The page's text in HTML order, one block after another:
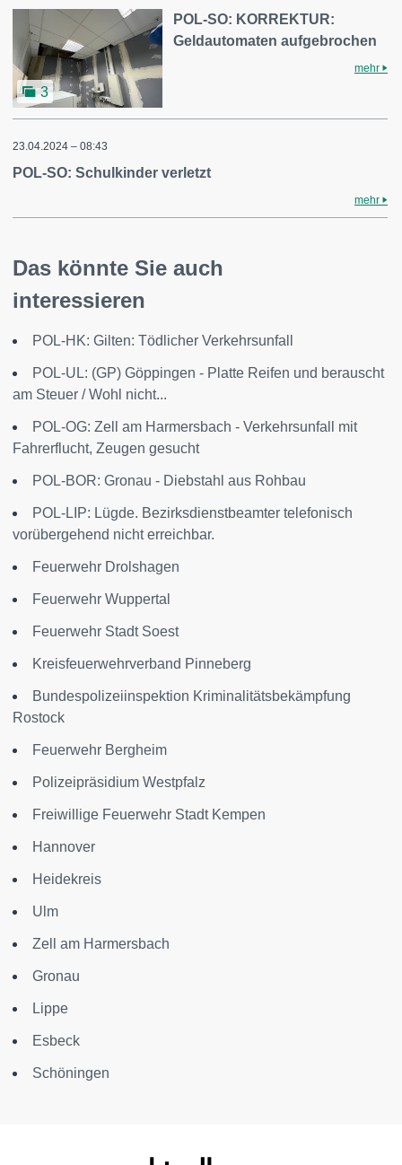
3
POL-SO: KORREKTUR:
Geldautomaten aufgebrochen
mehr
23.04.2024 – 08:43
POL-SO: Schulkinder verletzt
mehr
Das könnte Sie auch
interessieren
POL-HK: Gilten: Tödlicher Verkehrsunfall
POL-UL: (GP) Göppingen - Platte Reifen und berauscht
am Steuer / Wohl nicht...
POL-OG: Zell am Harmersbach - Verkehrsunfall mit
Fahrerflucht, Zeugen gesucht
POL-BOR: Gronau - Diebstahl aus Rohbau
POL-LIP: Lügde. Bezirksdienstbeamter telefonisch
vorübergehend nicht erreichbar.
Feuerwehr Drolshagen
Feuerwehr Wuppertal
Feuerwehr Stadt Soest
Kreisfeuerwehrverband Pinneberg
Bundespolizeiinspektion Kriminalitätsbekämpfung
Rostock
Feuerwehr Bergheim
Polizeipräsidium Westpfalz
Freiwillige Feuerwehr Stadt Kempen
Hannover
Heidekreis
Ulm
Zell am Harmersbach
Gronau
Lippe
Esbeck
Schöningen